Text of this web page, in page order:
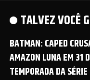
TALVEZ VOCÊ
BATMAN: CAPED
AMAZON LUNA EM 31
TEMPORADA DA SÉRIE